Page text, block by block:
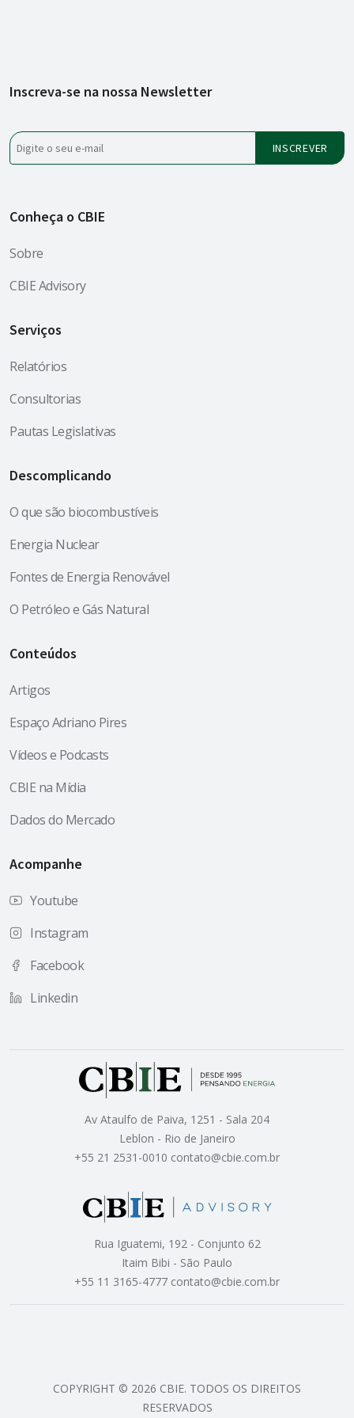
Inscreva-se na nossa Newsletter
Conheça o CBIE
Sobre
CBIE Advisory
Serviços
Relatórios
Consultorias
Pautas Legislativas
Descomplicando
O que são biocombustíveis
Energia Nuclear
Fontes de Energia Renovável
O Petróleo e Gás Natural
Conteúdos
Artigos
Espaço Adriano Pires
Vídeos e Podcasts
CBIE na Mídia
Dados do Mercado
Acompanhe
Youtube
Instagram
Facebook
Linkedin
Av Ataulfo de Paiva, 1251 - Sala 204
Leblon - Rio de Janeiro
+55 21 2531-0010 contato@cbie.com.br
Rua Iguatemi, 192 - Conjunto 62
Itaim Bibi - São Paulo
+55 11 3165-4777 contato@cbie.com.br
COPYRIGHT © 2026 CBIE. TODOS OS DIREITOS
RESERVADOS